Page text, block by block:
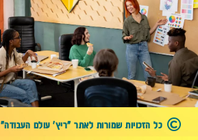
כל הזכויות שמורות לאתר "ריץ' עולם העבודה"